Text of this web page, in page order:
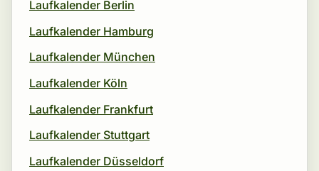
Laufkalender Berlin
Laufkalender Hamburg
Laufkalender München
Laufkalender Köln
Laufkalender Frankfurt
Laufkalender Stuttgart
Laufkalender Düsseldorf